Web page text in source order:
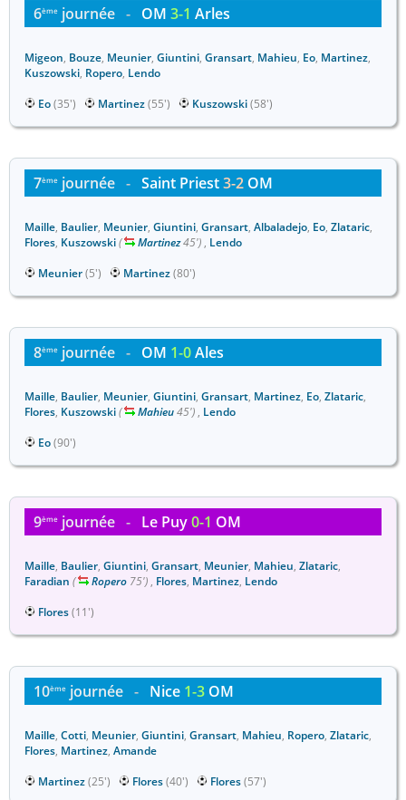
6ème journée - OM 3-1 Arles
Migeon, Bouze, Meunier, Giuntini, Gransart, Mahieu, Eo, Martinez,
Kuszowski, Ropero, Lendo
Eo(35') Martinez(55') Kuszowski(58')
7ème journée - Saint Priest3-2 OM
Maille, Baulier, Meunier, Giuntini, Gransart, Albaladejo, Eo, Zlataric,
Flores, Kuszowski( Martinez45') , Lendo
Meunier(5') Martinez(80')
8ème journée - OM 1-0Ales
Maille, Baulier, Meunier, Giuntini, Gransart, Martinez, Eo, Zlataric,
Flores, Kuszowski( Mahieu45') , Lendo
Eo(90')
9ème journée - Le Puy0-1 OM
Maille, Baulier, Giuntini, Gransart, Meunier, Mahieu, Zlataric,
Faradian ( Ropero 75') , Flores, Martinez, Lendo
Flores(11')
10ème journée - Nice 1-3 OM
Maille, Cotti, Meunier, Giuntini, Gransart, Mahieu, Ropero, Zlataric,
Flores, Martinez, Amande
Martinez(25') Flores(40') Flores(57')